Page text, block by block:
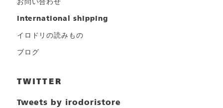
お問い合わせ
international shipping
イロドリの読みもの
ブログ
TWITTER
Tweets by irodoristore